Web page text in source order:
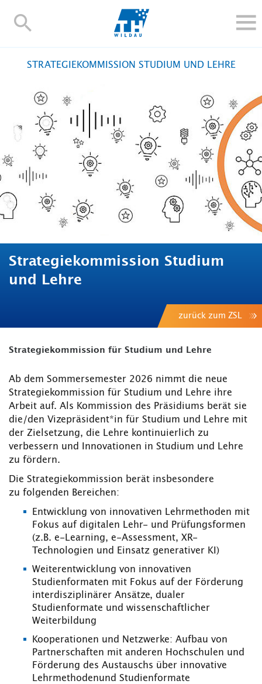
TH-
FORSCHUNG UND TRANSFER
ALUMNI
HOCHSCHULE
INTERNATIONAL
BESCHÄFTIGTE
Blogs Kontakt und Anfahrt Webmail Moodle
TH Online-Portal Personensuche English
STRATEGIEKOMMISSION STUDIUM UND LEHRE
Strategiekommission Studium
und Lehre
zurück zum ZSL
Strategiekommission für Studium und Lehre
Ab dem Sommersemester 2026 nimmt die neue
Strategiekommission für Studium und Lehre ihre
Arbeit auf. Als Kommission des Präsidiums berät sie
die/den Vizepräsident*in für Studium und Lehre mit
der Zielsetzung, die Lehre kontinuierlich zu
verbessern und Innovationen in Studium und Lehre
zu fördern.
Die Strategiekommission berät insbesondere
zu folgenden Bereichen:
Entwicklung von innovativen Lehrmethoden mit
Fokus auf digitalen Lehr- und Prüfungsformen
(z.B. e-Learning, e-Assessment, XR-
Technologien und Einsatz generativer KI)
Weiterentwicklung von innovativen
Studienformaten mit Fokus auf der Förderung
interdisziplinärer Ansätze, dualer
Studienformate und wissenschaftlicher
Weiterbildung
Kooperationen und Netzwerke: Aufbau von
Partnerschaften mit anderen Hochschulen und
Förderung des Austauschs über innovative
Lehrmethodenund Studienformate